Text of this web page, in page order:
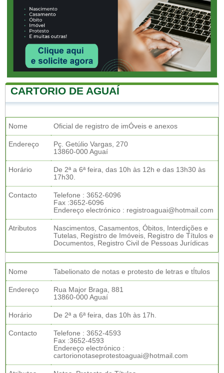
CARTORIO DE AGUAÍ
Nome Oficial de registro de imÓveis e anexos
Endereço
Pç. Getúlio Vargas, 270
13860-000 Aguaí
Horário
De 2ª a 6ª feira, das 10h às 12h e das 13h30 às
17h30.
Contacto
Telefone : 3652-6096
Fax :3652-6096
Endereço electrónico : registroaguai@hotmail.com
Atributos
Nascimentos, Casamentos, Óbitos, Interdições e
Tutelas, Registro de Imóveis, Registro de Títulos e
Documentos, Registro Civil de Pessoas Jurídicas
Nome Tabelionato de notas e protesto de letras e tÍtulos
Endereço
Rua Major Braga, 881
13860-000 Aguaí
Horário De 2ª a 6ª feira, das 10h às 17h.
Contacto
Telefone : 3652-4593
Fax :3652-4593
Endereço electrónico :
cartorionotaseprotestoaguai@hotmail.com